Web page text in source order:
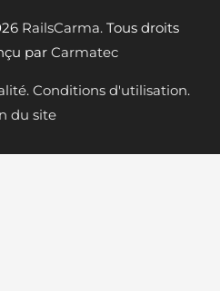
RailsCarma. Tous droits
par Carmatec
Conditions d'utilisation.
du site